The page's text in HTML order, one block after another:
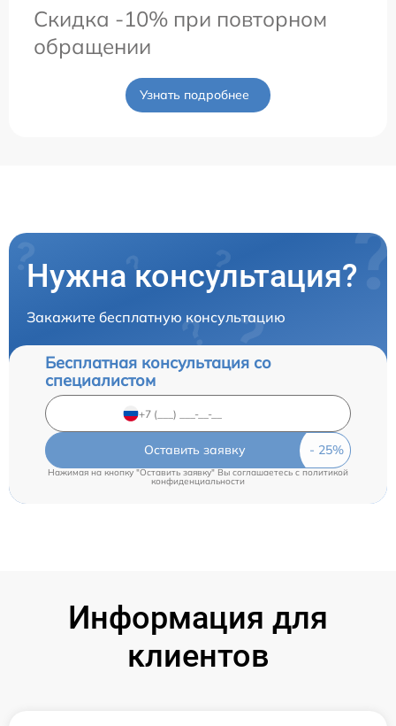
Скидка -10% при повторном
обращении
Узнать подробнее
Нужна консультация?
Закажите бесплатную консультацию
Бесплатная консультация со
специалистом
Оставить заявку
Нажимая на кнопку "Оставить заявку" Вы соглашаетесь c политикой
конфиденциальности
Информация для
клиентов